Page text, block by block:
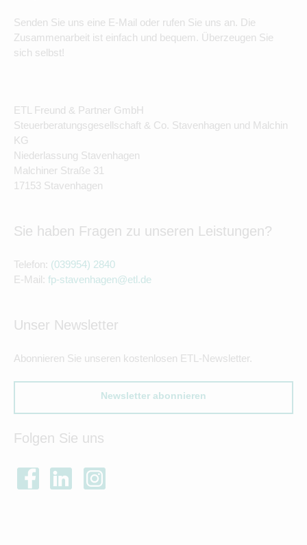
Senden Sie uns eine E-Mail oder rufen Sie uns an. Die
Zusammenarbeit ist einfach und bequem. Überzeugen Sie
sich selbst!
ETL Freund & Partner GmbH
Steuerberatungsgesellschaft & Co. Stavenhagen und Malchin
KG
Niederlassung Stavenhagen
Malchiner Straße 31
17153 Stavenhagen
Sie haben Fragen zu unseren Leistungen?
Telefon: (039954) 2840
E-Mail: fp-stavenhagen@etl.de
Unser Newsletter
Abonnieren Sie unseren kostenlosen ETL-Newsletter.
Newsletter abonnieren
Folgen Sie uns